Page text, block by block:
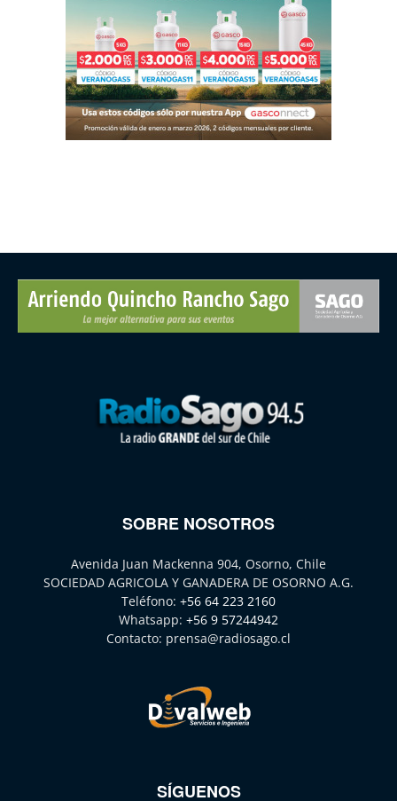
SOBRE NOSOTROS
Avenida Juan Mackenna 904, Osorno, Chile
SOCIEDAD AGRICOLA Y GANADERA DE OSORNO A.G.
Teléfono: +56 64 223 2160
Whatsapp: +56 9 57244942
Contacto: prensa@radiosago.cl
SÍGUENOS